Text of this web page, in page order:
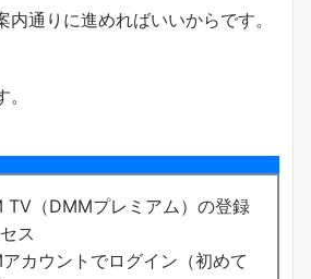
内通りに進めればいいからです。
TV（DMMプレミアム）の登録
ス
カウントでログイン（初めて